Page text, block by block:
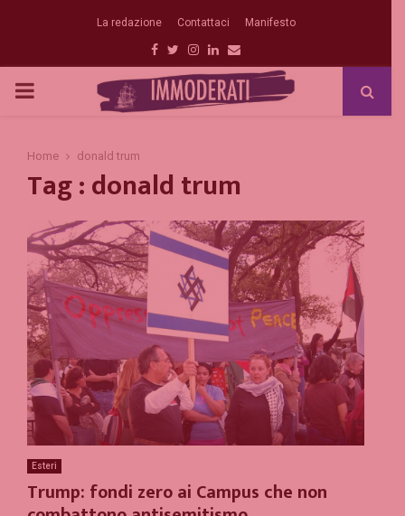
La redazione Contattaci Manifesto
Facebook
Twitter
Instagram
Linkedin
Email
PRIMARY
Home donald trum
Tag : donald trum
Esteri
Trump: fondi zero ai Campus che non